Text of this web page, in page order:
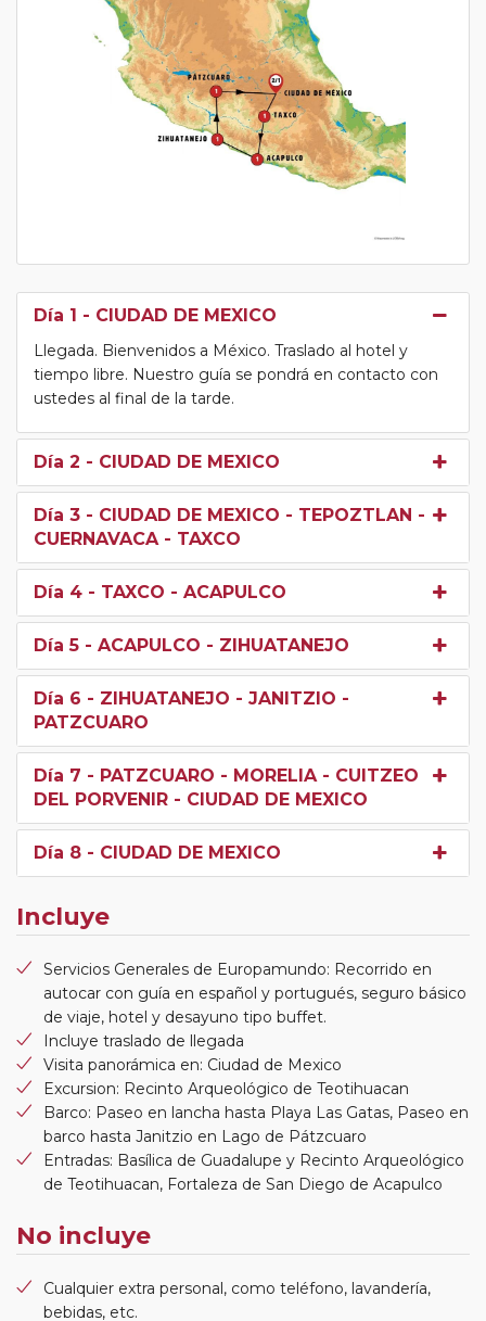
Día 1 - CIUDAD DE MEXICO
Llegada. Bienvenidos a México. Traslado al hotel y
tiempo libre. Nuestro guía se pondrá en contacto con
ustedes al final de la tarde.
Día 2 - CIUDAD DE MEXICO
Día 3 - CIUDAD DE MEXICO - TEPOZTLAN -
CUERNAVACA - TAXCO
Día 4 - TAXCO - ACAPULCO
Día 5 - ACAPULCO - ZIHUATANEJO
Día 6 - ZIHUATANEJO - JANITZIO -
PATZCUARO
Día 7 - PATZCUARO - MORELIA - CUITZEO
DEL PORVENIR - CIUDAD DE MEXICO
Día 8 - CIUDAD DE MEXICO
Incluye
Servicios Generales de Europamundo: Recorrido en
autocar con guía en español y portugués, seguro básico
de viaje, hotel y desayuno tipo buffet.
Incluye traslado de llegada
Visita panorámica en: Ciudad de Mexico
Excursion: Recinto Arqueológico de Teotihuacan
Barco: Paseo en lancha hasta Playa Las Gatas, Paseo en
barco hasta Janitzio en Lago de Pátzcuaro
Entradas: Basílica de Guadalupe y Recinto Arqueológico
de Teotihuacan, Fortaleza de San Diego de Acapulco
No incluye
Cualquier extra personal, como teléfono, lavandería,
bebidas, etc.